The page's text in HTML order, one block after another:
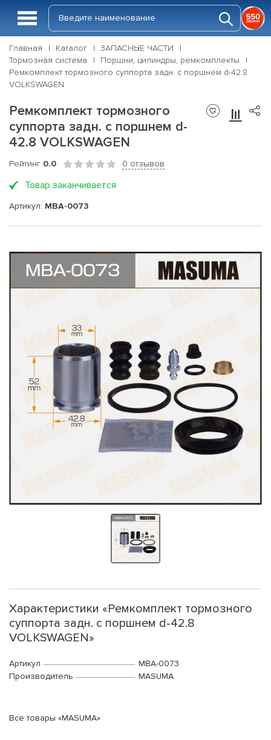
Главная Каталог
ЗАПАСНЫЕ ЧАСТИ
Тормозная система
Поршни, цилиндры, ремкомплекты
Ремкомплект тормозного суппорта задн. с поршнем d-42.8
VOLKSWAGEN
Ремкомплект тормозного
суппорта задн. с поршнем d-
42.8 VOLKSWAGEN
Рейтинг 0.0 0 отзывов
Товар заканчивается
Артикул: MBA-0073
Характеристики «Ремкомплект тормозного
суппорта задн. с поршнем d-42.8
VOLKSWAGEN»
Артикул
MBA-0073
Производитель
MASUMA
Все товары «MASUMA»